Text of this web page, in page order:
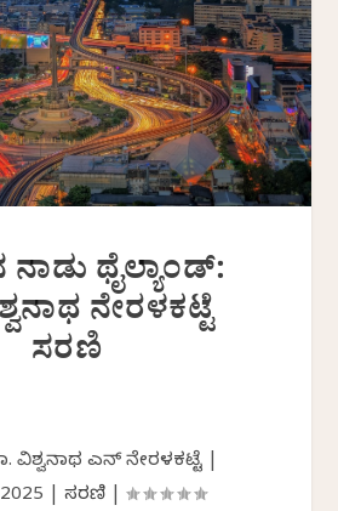
ಥೈಲ್ಯಾಂಡ್‌:
ನೇರಳಕಟ್ಟೆ
ಸರಣಿ
ಡಾ. ವಿಶ್ವನಾಥ ಎನ್ ನೇರಳಕಟ್ಟೆ |
ಸರಣಿ|